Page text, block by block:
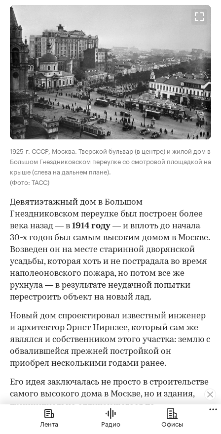
00:00 / 00:00
1925 г. СССР, Москва. Тверской бульвар (в центре) и жилой дом в
Большом Гнездниковском переулке со смотровой площадкой на
крыше (слева на дальнем плане).
(Фото: ТАСС)
Девятиэтажный дом в Большом
Гнездниковском переулке был построен более
века назад — в 1914 году — и вплоть до начала
30-х годов был самым высоким домом в Москве.
Возведен он на месте старинной дворянской
усадьбы, которая хоть и не пострадала во время
наполеоновского пожара, но потом все же
рухнула — в результате неудачной попытки
перестроить объект на новый лад.
Новый дом спроектировал известный инженер
и архитектор Эрнст Нирнзее, который сам же
являлся и собственником этого участка: землю с
обвалившейся прежней постройкой он
приобрел несколькими годами ранее.
Его идея заключалась не просто в строительстве
самого высокого дома в Москве, но и здания,
принципиально отличающегося по
функционалу от любых прежних жилых
построек в столице. Пространство он разбил на
Лента Радио Офисы